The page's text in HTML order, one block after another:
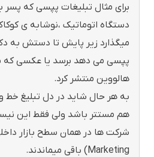
برای مثال تبلیغات پپسی که پسر
دستگاه اتوماتیک ،نوشابه ی
میگذارد زیر پایش تا دستش به
پپسی می دهد برسد یا عکسی که
هالووین منتشر کرد.
به هر حال شاید در دل تبلیغ
هم مستتر باشد ولی فقط این
Marketing) باقی میماندند.